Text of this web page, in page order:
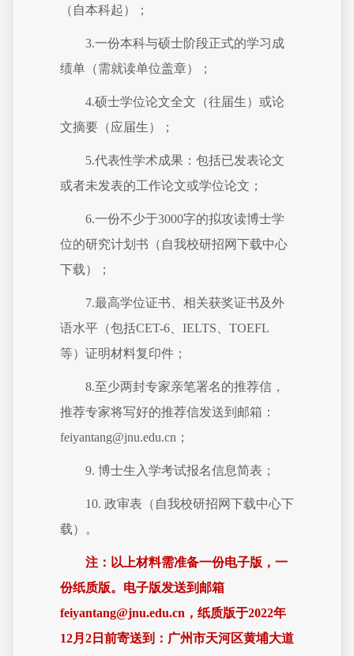
（自本科起）；
3.一份本科与硕士阶段正式的学习成
绩单（需就读单位盖章）；
4.硕士学位论文全文（往届生）或论
文摘要（应届生）；
5.代表性学术成果：包括已发表论文
或者未发表的工作论文或学位论文；
6.一份不少于3000字的拟攻读博士学
位的研究计划书（自我校研招网下载中心
下载）；
7.最高学位证书、相关获奖证书及外
语水平（包括CET-6、IELTS、TOEFL
等）证明材料复印件；
8.至少两封专家亲笔署名的推荐信，
推荐专家将写好的推荐信发送到邮箱：
feiyantang@jnu.edu.cn；
9. 博士生入学考试报名信息简表；
10. 政审表（自我校研招网下载中心下
载）。
注：以上材料需准备一份电子版，一
份纸质版。电子版发送到邮箱
feiyantang@jnu.edu.cn，纸质版于2022年
12月2日前寄送到：广州市天河区黄埔大道